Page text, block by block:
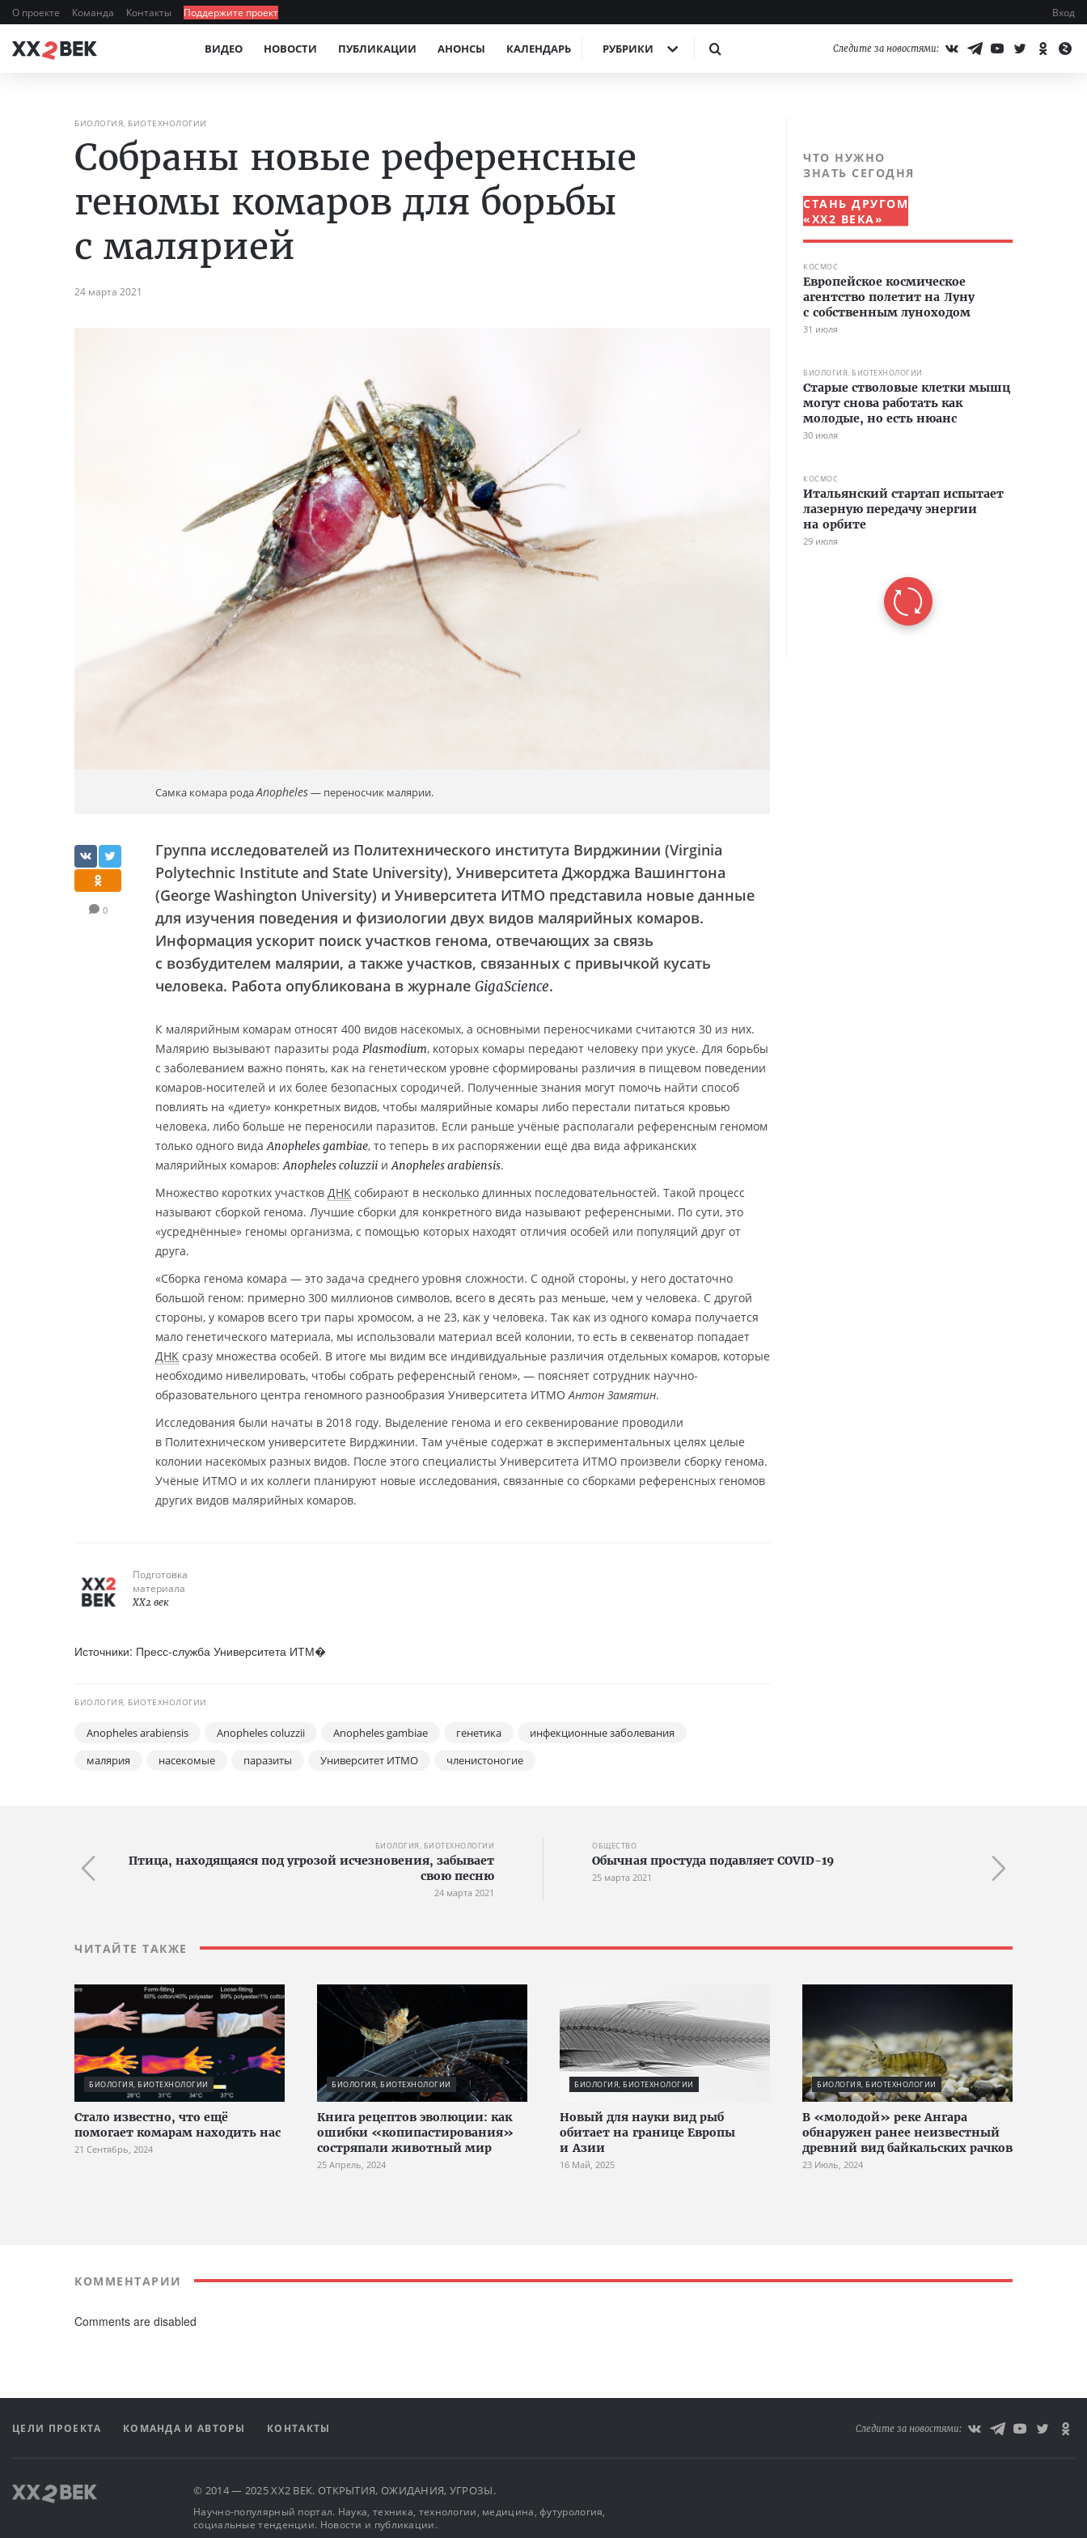
О проекте Команда Контакты Поддержите проект Вход
ВИДЕО НОВОСТИ ПУБЛИКАЦИИ АНОНСЫ КАЛЕНДАРЬ РУБРИКИ Следите за новостями:
БИОЛОГИЯ, БИОТЕХНОЛОГИИ
Собраны новые референсные
геномы комаров для борьбы
с малярией
24 марта 2021
Самка комара родаAnopheles— переносчик малярии.
0
Группа исследователей из Политехнического института Вирджинии (Virginia
Polytechnic Institute and State University), Университета Джорджа Вашингтона
(George Washington University) и Университета ИТМО представила новые данные
для изучения поведения и физиологии двух видов малярийных комаров.
Информация ускорит поиск участков генома, отвечающих за связь
с возбудителем малярии, а также участков, связанных с привычкой кусать
человека. Работа опубликована в журнале GigaScience.
К малярийным комарам относят 400 видов насекомых, а основными переносчиками считаются 30 из них.
Малярию вызывают паразиты рода Plasmodium, которых комары передают человеку при укусе. Для борьбы
с заболеванием важно понять, как на генетическом уровне сформированы различия в пищевом поведении
комаров-носителей и их более безопасных сородичей. Полученные знания могут помочь найти способ
повлиять на «диету» конкретных видов, чтобы малярийные комары либо перестали питаться кровью
человека, либо больше не переносили паразитов. Если раньше учёные располагали референсным геномом
только одного вида Anopheles gambiae, то теперь в их распоряжении ещё два вида африканских
малярийных комаров: Anopheles coluzzii и Anopheles arabiensis.
Множество коротких участков ДНК собирают в несколько длинных последовательностей. Такой процесс
называют сборкой генома. Лучшие сборки для конкретного вида называют референсными. По сути, это
«усреднённые» геномы организма, с помощью которых находят отличия особей или популяций друг от
друга.
«Сборка генома комара — это задача среднего уровня сложности. С одной стороны, у него достаточно
большой геном: примерно 300 миллионов символов, всего в десять раз меньше, чем у человека. С другой
стороны, у комаров всего три пары хромосом, а не 23, как у человека. Так как из одного комара получается
мало генетического материала, мы использовали материал всей колонии, то есть в секвенатор попадает
ДНК сразу множества особей. В итоге мы видим все индивидуальные различия отдельных комаров, которые
необходимо нивелировать, чтобы собрать референсный геном», — поясняет сотрудник научно-
образовательного центра геномного разнообразия Университета ИТМО Антон Замятин.
Исследования были начаты в 2018 году. Выделение генома и его секвенирование проводили
в Политехническом университете Вирджинии. Там учёные содержат в экспериментальных целях целые
колонии насекомых разных видов. После этого специалисты Университета ИТМО произвели сборку генома.
Учёные ИТМО и их коллеги планируют новые исследования, связанные со сборками референсных геномов
других видов малярийных комаров.
Подготовка
материала
XX2 век
Источники: Пресс-служба Университета ИТМ�
БИОЛОГИЯ, БИОТЕХНОЛОГИИ
Anopheles arabiensis Anopheles coluzzii Anopheles gambiae генетика
инфекционные заболевания
малярия
насекомые паразиты Университет ИТМО членистоногие
ЧТО НУЖНО
ЗНАТЬ СЕГОДНЯ
СТАНЬ ДРУГОМ
«XX2 ВЕКА»
КОСМОС
Европейское космическое
агентство полетит на Луну
с собственным луноходом
31 июля
БИОЛОГИЯ, БИОТЕХНОЛОГИИ
Старые стволовые клетки мышц
могут снова работать как
молодые, но есть нюанс
30 июля
КОСМОС
Итальянский стартап испытает
лазерную передачу энергии
на орбите
29 июля
БИОЛОГИЯ, БИОТЕХНОЛОГИИ
Птица, находящаяся под угрозой исчезновения, забывает
свою песню
24 марта 2021
ОБЩЕСТВО
Обычная простуда подавляет COVID-19
25 марта 2021
ЧИТАЙТЕ ТАКЖЕ
БИОЛОГИЯ, БИОТЕХНОЛОГИИ
Стало известно, что ещё
помогает комарам находить нас
21 Сентябрь, 2024
БИОЛОГИЯ, БИОТЕХНОЛОГИИ
Книга рецептов эволюции: как
ошибки «копипастирования»
состряпали животный мир
25 Апрель, 2024
БИОЛОГИЯ, БИОТЕХНОЛОГИИ
Новый для науки вид рыб
обитает на границе Европы
и Азии
16 Май, 2025
БИОЛОГИЯ, БИОТЕХНОЛОГИИ
В «молодой» реке Ангара
обнаружен ранее неизвестный
древний вид байкальских рачков
23 Июль, 2024
КОММЕНТАРИИ
Comments are disabled
ЦЕЛИ ПРОЕКТА КОМАНДА И АВТОРЫ КОНТАКТЫ Следите за новостями:
© 2014 — 2025 XX2 ВЕК. ОТКРЫТИЯ, ОЖИДАНИЯ, УГРОЗЫ.
Научно-популярный портал. Наука, техника, технологии, медицина, футурология,
социальные тенденции. Новости и публикации.